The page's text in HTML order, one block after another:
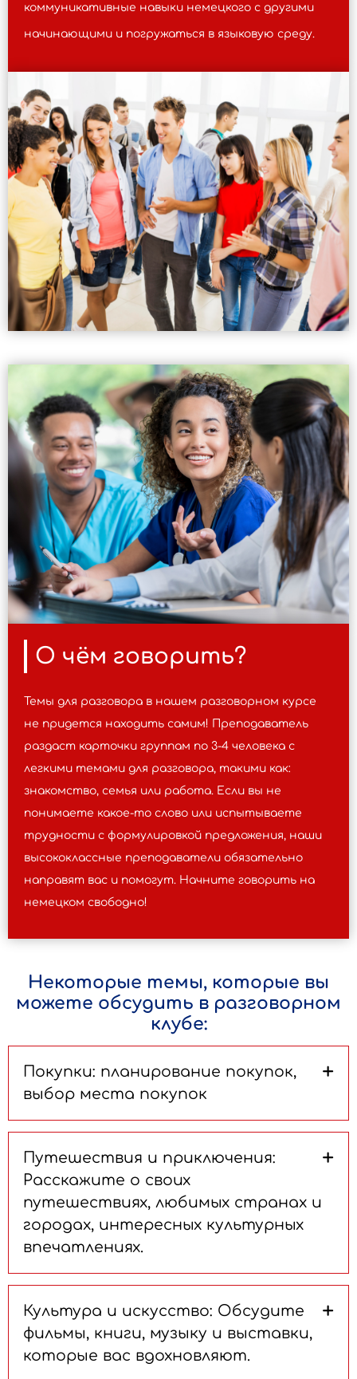
коммуникативные навыки немецкого с другими
начинающими и погружаться в языковую среду.
О чём говорить?
Темы для разговора в нашем разговорном курсе
не придется находить самим! Преподаватель
раздаст карточки группам по 3-4 человека с
легкими темами для разговора, такими как:
знакомство, семья или работа. Если вы не
понимаете какое-то слово или испытываете
трудности с формулировкой предложения, наши
высококлассные преподаватели обязательно
направят вас и помогут. Начните говорить на
немецком свободно!
Некоторые темы, которые вы
можете обсудить в разговорном
клубе:
Покупки: планирование покупок,
выбор места покупок
+
Как вы обычно планируете
свои покупки?
- Обычно я планирую свои покупки,
составляя список того, что мне
нужно приобрести.
Что вам обычно помогает
определить, что вам
нужно купить?
Путешествия и приключения:
Расскажите о своих
путешествиях, любимых странах и
городах, интересных культурных
впечатлениях.
+
Какие страны вы уже
посетили?
- Я посетил(а) США, Канаду,
Культура и искусство: Обсудите
фильмы, книги, музыку и выставки,
которые вас вдохновляют.
+